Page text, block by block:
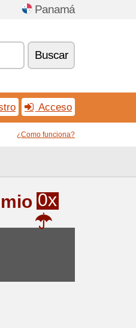
Panamá
Buscar
Acceso
¿Como funciona?
0x